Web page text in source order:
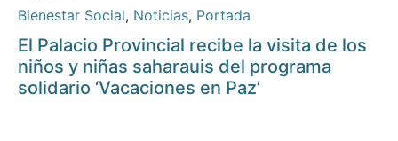
Bienestar Social, Noticias, Portada
El Palacio Provincial recibe la visita de los
niños y niñas saharauis del programa
solidario ‘Vacaciones en Paz’